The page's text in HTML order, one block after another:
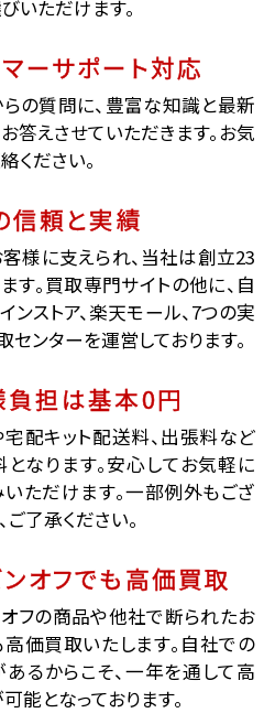
いただけます。
ーサポート対応
の質問に、豊富な知識と最新
答えさせていただきます。お気
ください。
信頼と実績
様に支えられ、当社は創立23
す。買取専門サイトの他に、自
ンストア、楽天モール、7つの実
センターを運営しております。
負担は基本0円
配キット配送料、出張料など
なります。安心してお気軽に
ただけます。一部例外もござ
ご了承ください。
オフでも高価買取
フの商品や他社で断られたお
価買取いたします。自社での
るからこそ、一年を通して高
能となっております。